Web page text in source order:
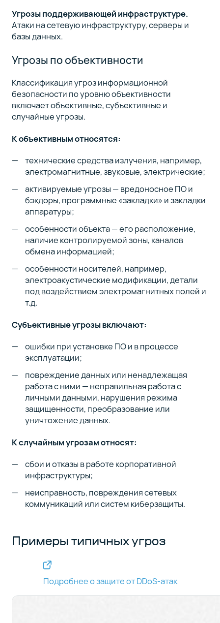
Угрозы поддерживающей инфраструктуре.
Атаки на сетевую инфраструктуру, серверы и
базы данных.
Угрозы по объективности
Классификация угроз информационной
безопасности по уровню объективности
включает объективные, субъективные и
случайные угрозы.
К объективным относятся:
технические средства излучения, например,
электромагнитные, звуковые, электрические;
активируемые угрозы — вредоносное ПО и
бэкдоры, программные «закладки» и закладки
аппаратуры;
особенности объекта — его расположение,
наличие контролируемой зоны, каналов
обмена информацией;
особенности носителей, например,
электроакустические модификации, детали
под воздействием электромагнитных полей и
т.д.
Субъективные угрозы включают:
ошибки при установке ПО и в процессе
эксплуатации;
повреждение данных или ненадлежащая
работа с ними — неправильная работа с
личными данными, нарушения режима
защищенности, преобразование или
уничтожение данных.
К случайным угрозам относят:
сбои и отказы в работе корпоративной
инфраструктуры;
неисправность, повреждения сетевых
коммуникаций или систем киберзащиты.
Примеры типичных угроз
Подробнее о защите от DDoS-атак